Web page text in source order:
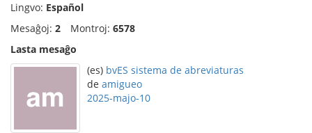
Lingvo: Español
Mesaĝoj: 2 Montroj: 6578
Lasta mesaĝo
(es) bvES sistema de abreviaturas
de amigueo
2025-majo-10